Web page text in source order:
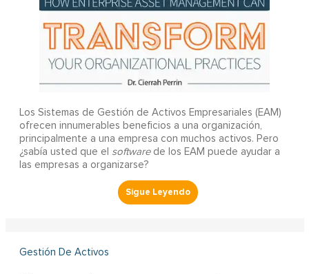
Los Sistemas de Gestión de Activos Empresariales (EAM)
ofrecen innumerables beneficios a una organización,
principalmente a una empresa con muchos activos. Pero
¿sabía usted que el softwarede los EAM puede ayudar a
las empresas a organizarse?
Gestión De Activos